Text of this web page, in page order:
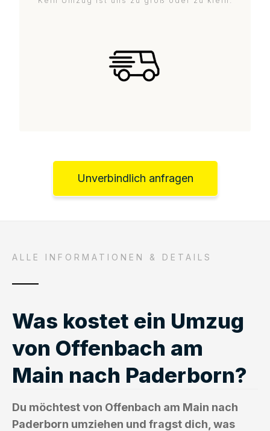
Unverbindlich anfragen
ALLE INFORMATIONEN & DETAILS
Was kostet ein Umzug
von Offenbach am
Main nach Paderborn?
Du möchtest von Offenbach am Main nach
Paderborn umziehen und fragst dich, was